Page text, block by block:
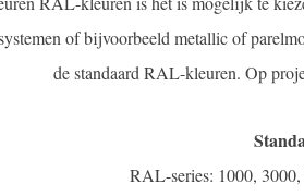
of bijvoorbeeld metallic of
de standaard RAL-kleuren. Op
RAL-series: 1000,